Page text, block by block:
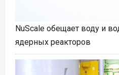
NuScale обещает воду и
ядерных реакторов